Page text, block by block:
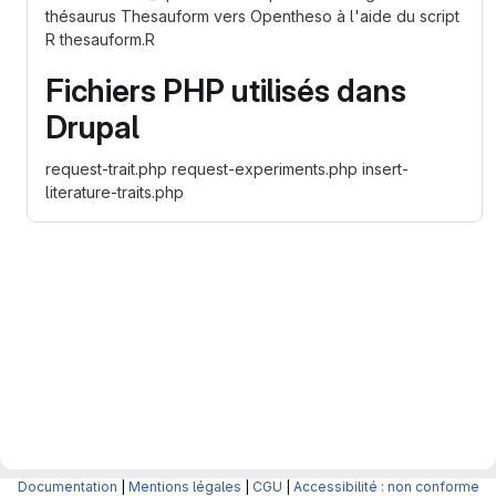
thésaurus Thesauform vers Opentheso à l'aide du script
R thesauform.R
Fichiers PHP utilisés dans
Drupal
request-trait.php request-experiments.php insert-
literature-traits.php
Documentation Mentions légales CGU Accessibilité : non conforme